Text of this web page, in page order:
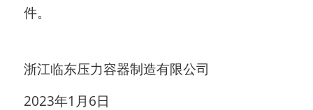
件。
浙江临东压力容器制造有限公司
2023年1 月 6日